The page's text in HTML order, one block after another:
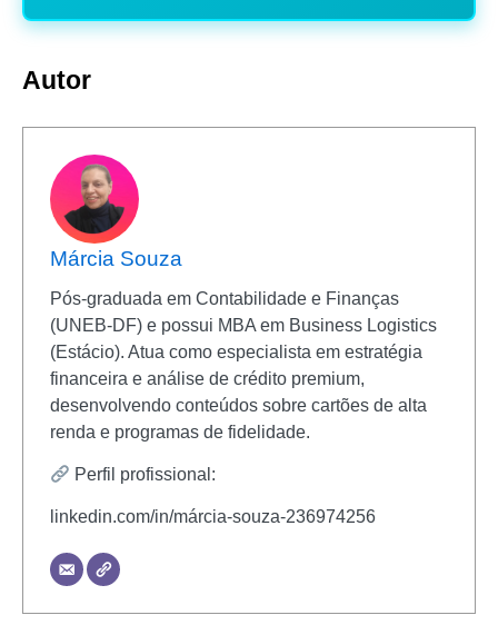
Autor
Márcia Souza
Pós-graduada em Contabilidade e Finanças
(UNEB-DF) e possui MBA em Business Logistics
(Estácio). Atua como especialista em estratégia
financeira e análise de crédito premium,
desenvolvendo conteúdos sobre cartões de alta
renda e programas de fidelidade.
Perfil profissional:
linkedin.com/in/márcia-souza-236974256